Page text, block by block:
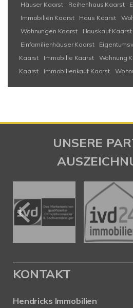
Häuser Kaarst Reihenhaus Kaarst
Immobilien Kaarst
Haus Kaarst
Wohnungen Kaarst
Hauskauf Kaarst
Einfamilienhäuser Kaarst
Kaarst
Immobilie Kaarst Wohnung
Kaarst
Immobilienkauf Kaarst
UNSERE
KONTAKT
Hendricks Immobilien